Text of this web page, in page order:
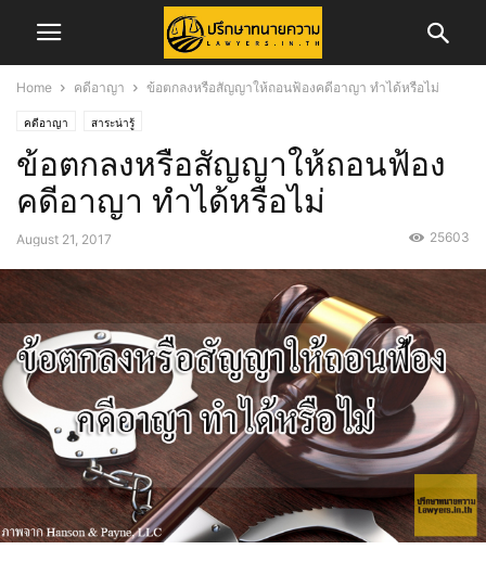
Home คดีอาญา ข้อตกลงหรือสัญญาให้ถอนฟ้องคดีอาญา ทำได้หรือไม่
คดีอาญา สาระน่ารู้
ข้อตกลงหรือสัญญาให้ถอนฟ้อง
คดีอาญา ทำได้หรือไม่
August 21, 2017 25603